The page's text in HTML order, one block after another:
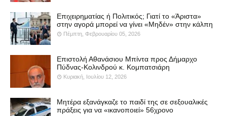
Επιχειρηματίας ή Πολιτικός; Γιατί το «Άριστα»
στην αγορά μπορεί να γίνει «Μηδέν» στην κάλπη
Πέμπτη, Φεβρουαρίου 05, 2026
Επιστολή Αθανάσιου Μπίντα προς Δήμαρχο
Πύδνας-Κολινδρού κ. Κομπατσιάρη
Κυριακή, Ιουλίου 12, 2026
Μητέρα εξανάγκαζε το παιδί της σε σεξουαλικές
πράξεις για να «ικανοποιεί» 56χρονο